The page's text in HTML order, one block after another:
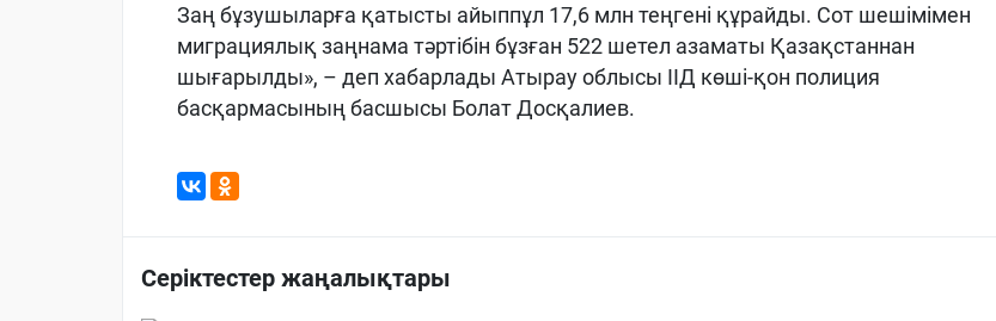
Заң бұзушыларға қатысты айыппұл 17,6 млн теңгені құрайды. Сот шешімімен
миграциялық заңнама тәртібін бұзған 522 шетел азаматы Қазақстаннан
шығарылды», – деп хабарлады Атырау облысы ІІД көші-қон полиция
басқармасының басшысы Болат Досқалиев.
Серіктестер жаңалықтары